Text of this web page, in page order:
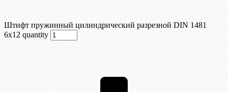
Штифт пружинный цилиндрический разрезной DIN 1481
6х12 quantity